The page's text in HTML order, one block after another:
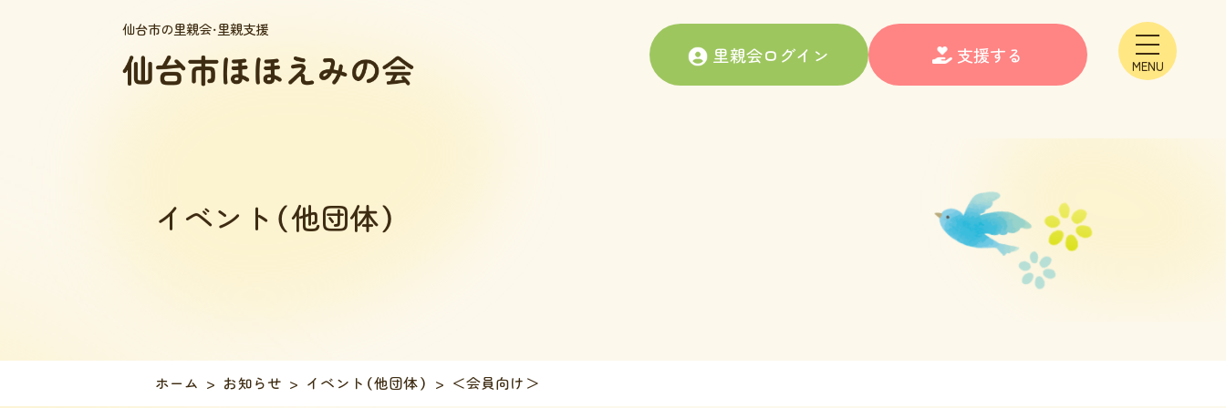
仙台市の里親会・里親支援
里親会ログイン 支援する メニュー
イベント（他団体）
ホーム お知らせ イベント（他団体） ＜会員向け＞